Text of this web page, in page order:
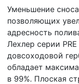
Уменьшение
позволяющих
адресность
Лехлер серии
довсоходовой
обладает
в 99%. Плоская